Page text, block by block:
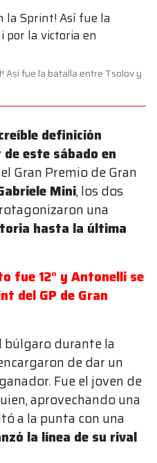
Así fue la batalla entre Tsolov y
definición
este sábado en
Gran Premio de Gran
Mini, los dos
una
hasta la última
fue 12° y Antonelli se
del GP de Gran
búlgaro durante la
de dar un
Fue el joven de
aprovechando una
a la punta con una
la línea de su rival